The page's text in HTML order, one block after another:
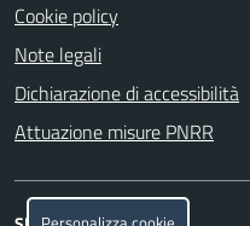
Cookie policy
Note legali
Dichiarazione di accessibilità
Attuazione misure PNRR